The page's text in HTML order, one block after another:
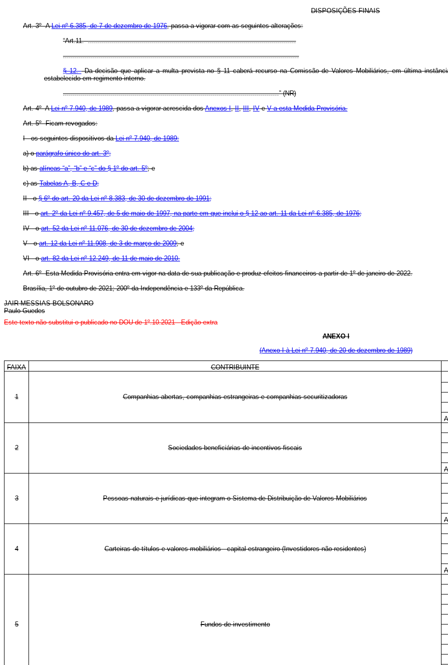
DISPOSIÇÕES FINAIS
Art. 3º ALei nº 6.385, de 7 de dezembro de 1976, passa a vigorar com as seguintes alterações:
“Art.11. ........................................................................................................
......................................................................................................................
§ 12.Da decisão que aplicar a multa prevista no § 11 caberá recurso na Comissão de Valores Mobiliários, em última
estabelecido em regimento interno.
............................................................................................................” (NR)
Art. 4º ALei nº 7.940, de 1989, passa a vigorar acrescida dosAnexos I,II,III,IVeV a esta Medida Provisória.
Art. 5º Ficam revogados:
I - os seguintes dispositivos daLei nº 7.940, de 1989:
a) oparágrafo único do art. 3º;
b) asalíneas “a”, “b” e “c” do § 1º do art. 5º; e
c) asTabelas A, B, C e D;
II - o§ 6º do art. 20 da Lei nº 8.383, de 30 de dezembro de 1991;
III - oart. 2º da Lei nº 9.457, de 5 de maio de 1997, na parte em que inclui o § 12 ao art. 11 da Lei nº 6.385, de 1976;
IV - oart. 52 da Lei nº 11.076, de 30 de dezembro de 2004;
V - oart. 12 da Lei nº 11.908, de 3 de março de 2009; e
VI - oart. 82 da Lei nº 12.249, de 11 de maio de 2010.
Art. 6º Esta Medida Provisória entra em vigor na data de sua publicação e produz efeitos financeiros a partir de 1º de janeiro de 2022.
Brasília, 1º de outubro de 2021; 200º da Independência e 133º da República.
JAIR MESSIAS BOLSONARO
Paulo Guedes
Este texto não substitui o publicado no DOU de 1º.10.2021 - Edição extra
ANEXO I
(Anexo I à Lei nº 7.940, de 20 de dezembro de 1989)
FAIXA CONTRIBUINTE
1 Companhias abertas, companhias estrangeiras e companhias securitizadoras
2 Sociedades beneficiárias de incentivos fiscais
3 Pessoas naturais e jurídicas que integram o Sistema de Distribuição de Valores Mobiliários
4 Carteiras de títulos e valores mobiliários - capital estrangeiro (Investidores não residentes)
5 Fundos de investimento